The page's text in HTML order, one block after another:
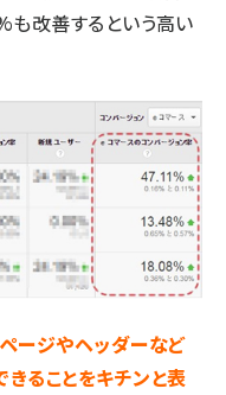
も改善するという高い
ページやヘッダーなど
ることをキチンと表